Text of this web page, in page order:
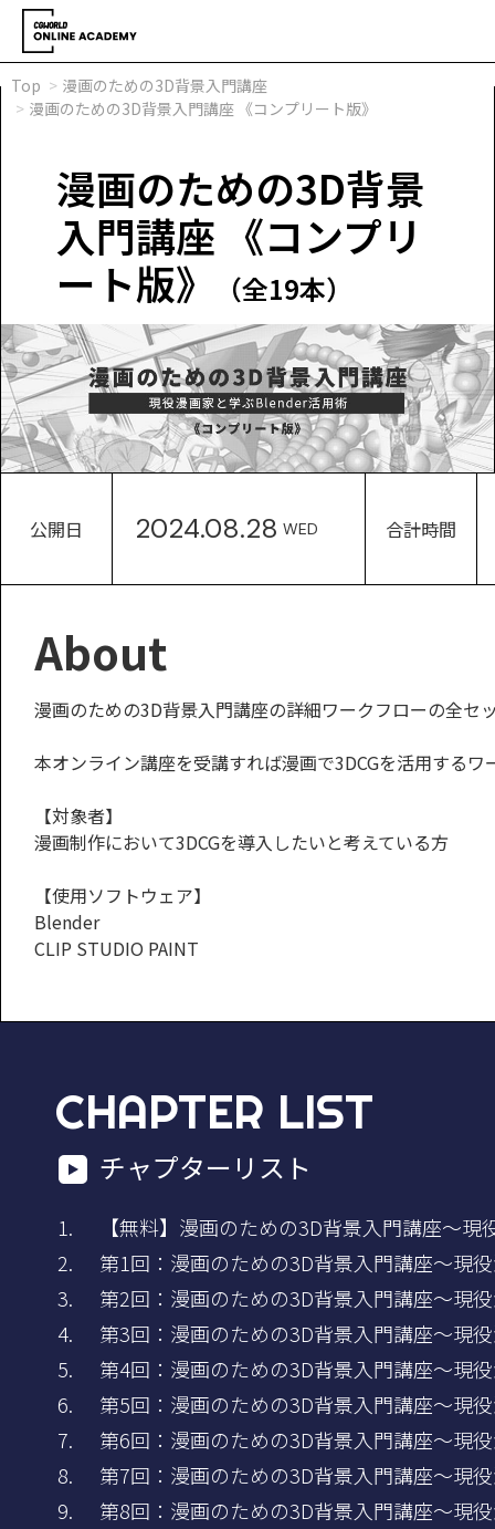
Top
漫画のための3D背景入門講座
漫画のための3D背景入門講座 《コンプリート版》
漫画のための3D背景
入門講座 《コンプリ
ート版》
（全19本）
公開日 2024.08.28 WED 合計時間
About
漫画のための3D背景入門講座の詳細ワークフローの全セ
本オンライン講座を受講すれば漫画で3DCGを活用する
【対象者】
漫画制作において3DCGを導入したいと考えている方
【使用ソフトウェア】
Blender
CLIP STUDIO PAINT
CHAPTER LIST
チャプターリスト
【無料】漫画のための3D背景入門講座～
第1回：漫画のための3D背景入門講座～現
第2回：漫画のための3D背景入門講座～現
第3回：漫画のための3D背景入門講座～現
第4回：漫画のための3D背景入門講座～現
第5回：漫画のための3D背景入門講座～現
第6回：漫画のための3D背景入門講座～現
第7回：漫画のための3D背景入門講座～現
第8回：漫画のための3D背景入門講座～現